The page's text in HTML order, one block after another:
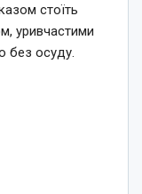
стоїть
уривчастими
без осуду.